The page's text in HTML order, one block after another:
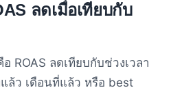
ลดเมื่อเทียบกับ
ROAS ลดเทียบกับช่วงเวลา
ล้ว เดือนที่แล้ว หรือ best